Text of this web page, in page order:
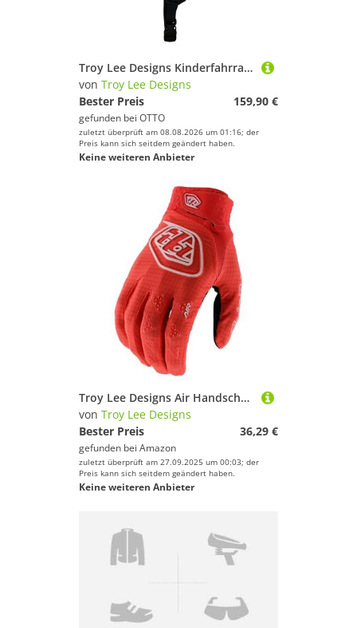
Troy Lee Designs Kinderfahrradhelm, Fahrradhelm Grail MIPS
von Troy Lee Designs
Bester Preis
159,90 €
gefunden bei OTTO
zuletzt überprüft am 08.08.2026 um 01:16; der
Preis kann sich seitdem geändert haben.
Keine weiteren Anbieter
Troy Lee Designs Air Handschuhe Jugend orange/schwarz
von Troy Lee Designs
Bester Preis
36,29 €
gefunden bei Amazon
zuletzt überprüft am 27.09.2025 um 00:03; der
Preis kann sich seitdem geändert haben.
Keine weiteren Anbieter